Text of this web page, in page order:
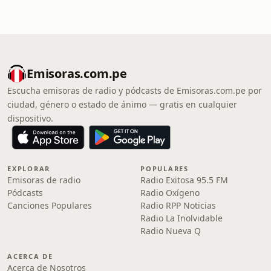
Emisoras.com.pe
Escucha emisoras de radio y pódcasts de Emisoras.com.pe por
ciudad, género o estado de ánimo — gratis en cualquier
dispositivo.
EXPLORAR
Emisoras de radio
Pódcasts
Canciones Populares
POPULARES
Radio Exitosa 95.5 FM
Radio Oxígeno
Radio RPP Noticias
Radio La Inolvidable
Radio Nueva Q
ACERCA DE
Acerca de Nosotros